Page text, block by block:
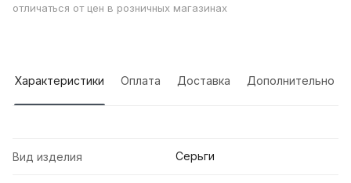
отличаться от цен в розничных магазинах
Характеристики Оплата Доставка Дополнительно
Вид изделия Серьги